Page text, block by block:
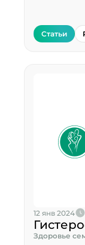
Статьи
12 янв 2024
Здоровье